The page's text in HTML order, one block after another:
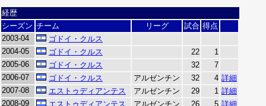
経歴
シーズン チーム リーグ 試合 得点
2003-04
ゴドイ・クルス
2004-05
ゴドイ・クルス 22
1
2005-06
ゴドイ・クルス 32
7
2006-07
ゴドイ・クルス アルゼンチン 32 4 詳細
2007-08
エストゥディアンテス アルゼンチン 29 1 詳細
2008-09
エストゥディアンテス アルゼンチン 26 5 詳細